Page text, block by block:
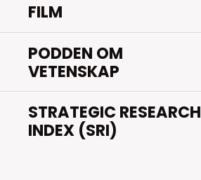
FILM
PODDEN OM
VETENSKAP
STRATEGIC RESEARCH
INDEX (SRI)